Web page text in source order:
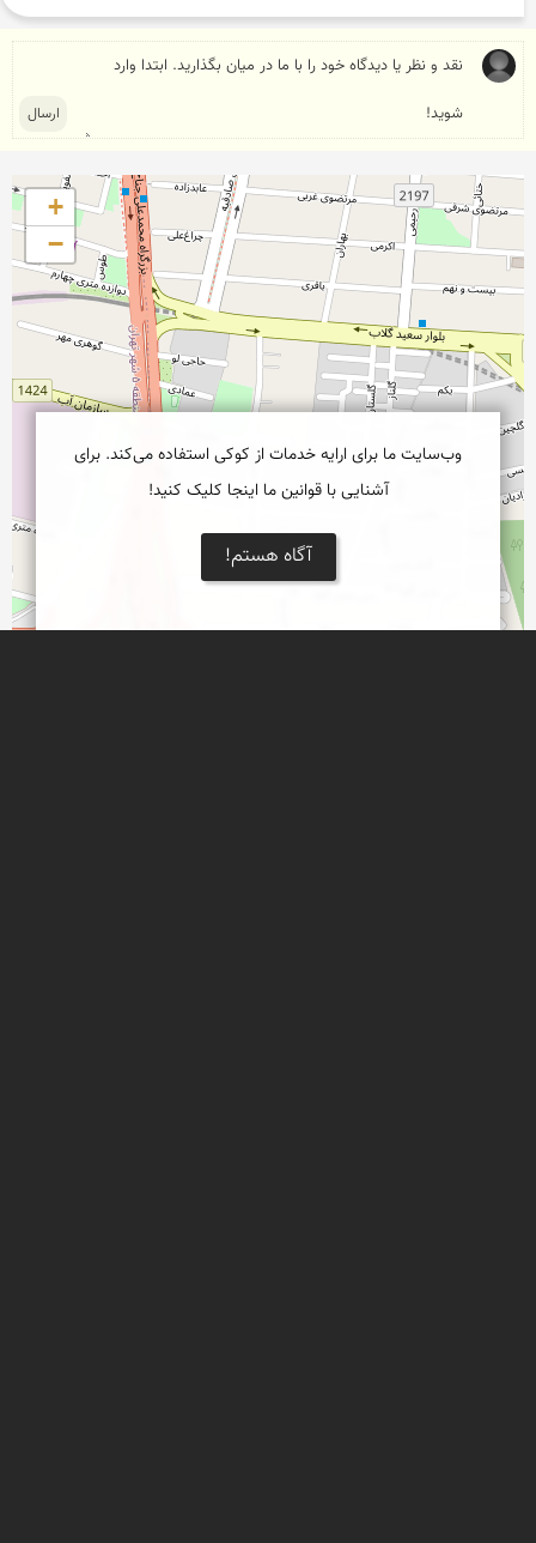
+
−
وب‌سایت ما برای ارایه خدمات از کوکی استفاده می‌کند. برای
آشنایی با قوانین ما اینجا کلیک کنید!
آگاه هستم!